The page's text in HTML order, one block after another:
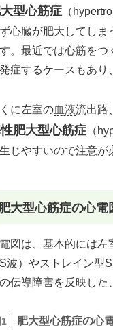
型心筋症 （
心臓が肥大してし
。最近では心筋を
症するケースもあり、
に左室の血液流出路
肥大型心筋症 （
じやすいので注意が
大型心筋症の心電
図は、基本的には左
波）やストレイン型
伝導障害を反映した
肥大型心筋症の心